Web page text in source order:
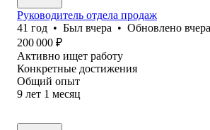
Руководитель отдела продаж
41 год • Был вчера • Обновлено вчера
200 000 ₽
Активно ищет работу
Конкретные достижения
Общий опыт
9 лет 1 месяц